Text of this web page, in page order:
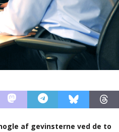
af gevinsterne ved de to